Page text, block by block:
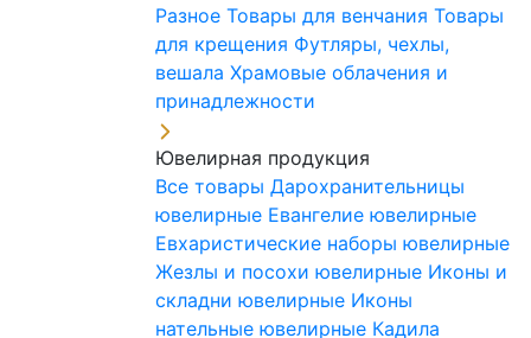
Разное Товары для венчания Товары
для крещения Футляры, чехлы,
вешала Храмовые облачения и
принадлежности
Ювелирная продукция
Все товары Дарохранительницы
ювелирные Евангелие ювелирные
Евхаристические наборы ювелирные
Жезлы и посохи ювелирные Иконы и
складни ювелирные Иконы
нательные ювелирные Кадила